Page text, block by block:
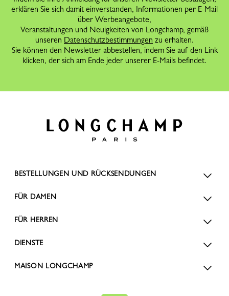
erklären Sie sich damit einverstanden, Informationen per E-Mail
über Werbeangebote,
Veranstaltungen und Neuigkeiten von Longchamp, gemäß
unseren Datenschutzbestimmungen zu erhalten.
Sie können den Newsletter abbestellen, indem Sie auf den Link
klicken, der sich am Ende jeder unserer E-Mails befindet.
BESTELLUNGEN UND RÜCKSENDUNGEN
FÜR DAMEN
FÜR HERREN
DIENSTE
MAISON LONGCHAMP